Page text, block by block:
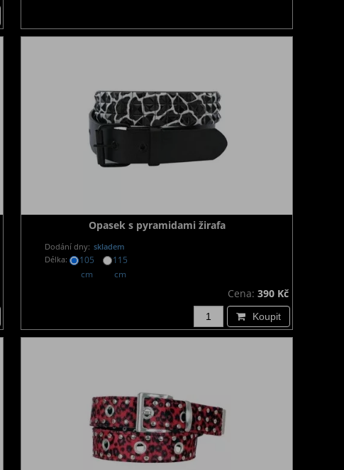
Opasek s pyramidami žirafa
Dodání dny: skladem
Délka:
105
cm
115
cm
Cena: 390 Kč
Koupit